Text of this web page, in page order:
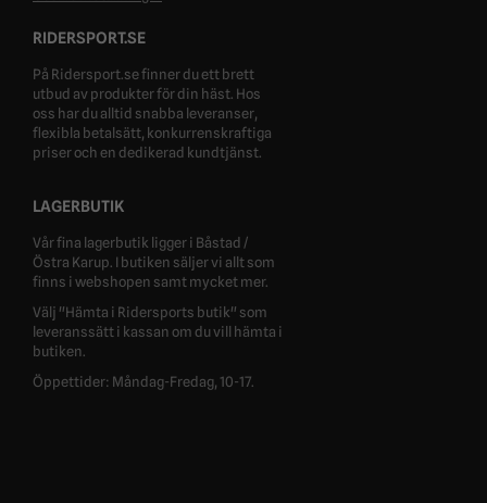
RIDERSPORT.SE
På Ridersport.se finner du ett brett
utbud av produkter för din häst. Hos
oss har du alltid snabba leveranser,
flexibla betalsätt, konkurrenskraftiga
priser och en dedikerad kundtjänst.
LAGERBUTIK
Vår fina lagerbutik ligger i Båstad /
Östra Karup. I butiken säljer vi allt som
finns i webshopen samt mycket mer.
Välj "Hämta i Ridersports butik" som
leveranssätt i kassan om du vill hämta i
butiken.
Öppettider: Måndag-Fredag, 10-17.